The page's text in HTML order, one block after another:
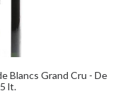
Blancs Grand Cru - De
lt.